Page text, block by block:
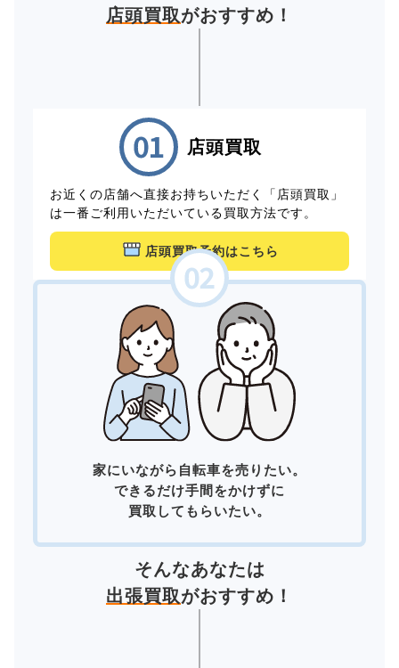
店頭買取がおすすめ！
店頭買取
お近くの店舗へ直接お持ちいただく「店頭買取」
は一番ご利用いただいている買取方法です。
店頭買取予約はこちら
家にいながら自転車を売りたい。
できるだけ手間をかけずに
買取してもらいたい。
そんなあなたは
出張買取がおすすめ！